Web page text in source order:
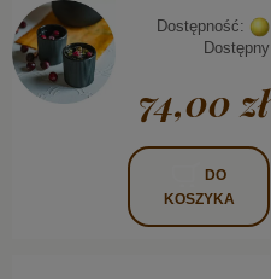
Dostępność:
Dostępny
74,00 zł
DO
KOSZYKA